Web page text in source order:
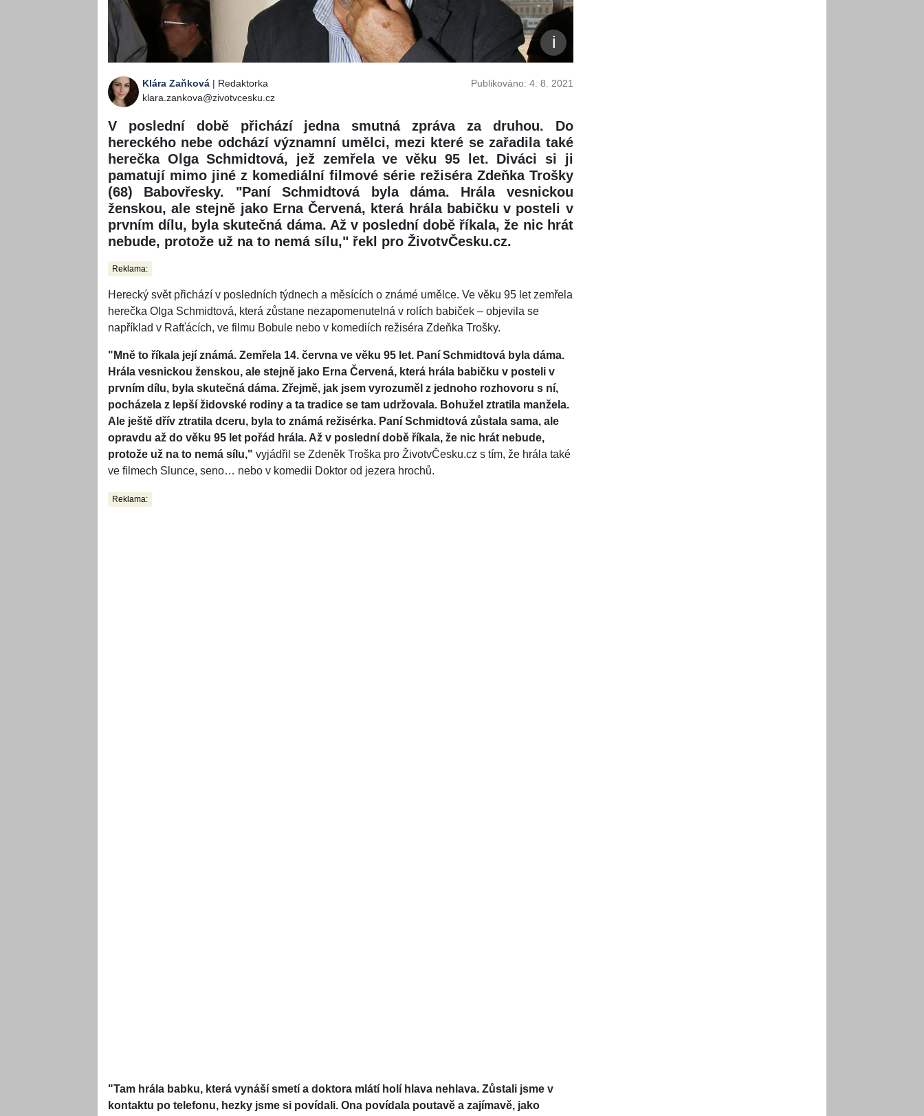
Klára Zaňková | Redaktorka
klara.zankova@zivotvcesku.cz
Publikováno: 4. 8. 2021
V poslední době přichází jedna smutná zpráva za druhou. Do
hereckého nebe odchází významní umělci, mezi které se zařadila také
herečka Olga Schmidtová, jež zemřela ve věku 95 let. Diváci si ji
pamatují mimo jiné z komediální filmové série režiséra Zdeňka Trošky
(68) Babovřesky. "Paní Schmidtová byla dáma. Hrála vesnickou
ženskou, ale stejně jako Erna Červená, která hrála babičku v posteli v
prvním dílu, byla skutečná dáma. Až v poslední době říkala, že nic hrát
nebude, protože už na to nemá sílu," řekl pro ŽivotvČesku.cz.
Reklama:
Herecký svět přichází v posledních týdnech a měsících o známé umělce. Ve věku 95 let zemřela
herečka Olga Schmidtová, která zůstane nezapomenutelná v rolích babiček – objevila se
například v Rafťácích, ve filmu Bobule nebo v komediích režiséra Zdeňka Trošky.
"Mně to říkala její známá. Zemřela 14. června ve věku 95 let. Paní Schmidtová byla dáma.
Hrála vesnickou ženskou, ale stejně jako Erna Červená, která hrála babičku v posteli v
prvním dílu, byla skutečná dáma. Zřejmě, jak jsem vyrozuměl z jednoho rozhovoru s ní,
pocházela z lepší židovské rodiny a ta tradice se tam udržovala. Bohužel ztratila manžela.
Ale ještě dřív ztratila dceru, byla to známá režisérka. Paní Schmidtová zůstala sama, ale
opravdu až do věku 95 let pořád hrála. Až v poslední době říkala, že nic hrát nebude,
protože už na to nemá sílu," vyjádřil se Zdeněk Troška pro ŽivotvČesku.cz s tím, že hrála také
ve filmech Slunce, seno… nebo v komedii Doktor od jezera hrochů.
Reklama:
"Tam hrála babku, která vynáší smetí a doktora mlátí holí hlava nehlava. Zůstali jsme v
kontaktu po telefonu, hezky jsme si povídali. Ona povídala poutavě a zajímavě, jako